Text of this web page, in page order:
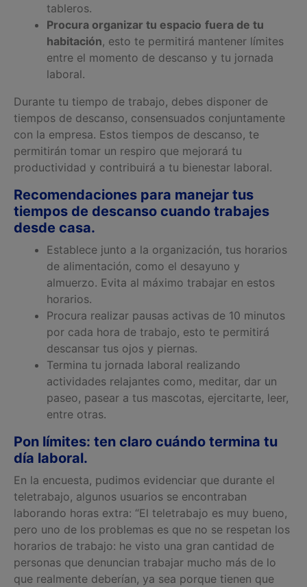
tableros.
Procura organizar tu espacio fuera de tu
habitación, esto te permitirá mantener límites
entre el momento de descanso y tu jornada
laboral.
Durante tu tiempo de trabajo, debes disponer de
tiempos de descanso, consensuados conjuntamente
con la empresa. Estos tiempos de descanso, te
permitirán tomar un respiro que mejorará tu
productividad y contribuirá a tu bienestar laboral.
Recomendaciones para manejar tus
tiempos de descanso cuando trabajes
desde casa.
Establece junto a la organización, tus horarios
de alimentación, como el desayuno y
almuerzo. Evita al máximo trabajar en estos
horarios.
Procura realizar pausas activas de 10 minutos
por cada hora de trabajo, esto te permitirá
descansar tus ojos y piernas.
Termina tu jornada laboral realizando
actividades relajantes como, meditar, dar un
paseo, pasear a tus mascotas, ejercitarte, leer,
entre otras.
Pon límites: ten claro cuándo termina tu
día laboral.
En la encuesta, pudimos evidenciar que durante el
teletrabajo, algunos usuarios se encontraban
laborando horas extra: “El teletrabajo es muy bueno,
pero uno de los problemas es que no se respetan los
horarios de trabajo: he visto una gran cantidad de
personas que denuncian trabajar mucho más de lo
que realmente deberían, ya sea porque tienen que